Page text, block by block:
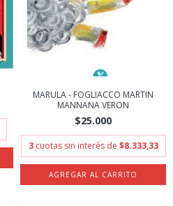
MARULA - FOGLIACCO MARTIN
MANNANA VERON
$25.000
3 cuotas sin interés de $8.333,33